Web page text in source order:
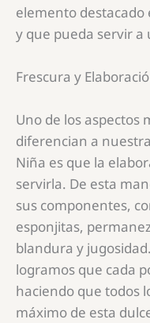
elemento destacado
y que pueda servir
Frescura y
Uno de los aspectos
diferencian a nuestra
Niña es que la
servirla. De esta
sus componentes,
esponjitas,
blandura y
logramos que cada
haciendo que todos
máximo de esta